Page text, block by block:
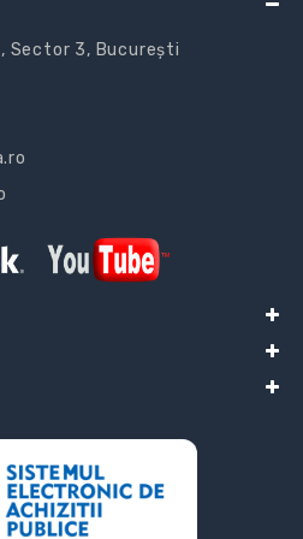
Sector 3, București